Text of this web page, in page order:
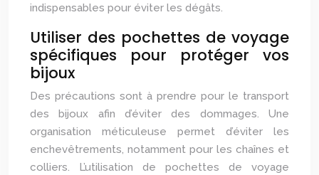
indispensables pour éviter les dégâts.
Utiliser des pochettes de voyage
spécifiques pour protéger vos
bijoux
Des précautions sont à prendre pour le transport
des bijoux afin d’éviter des dommages. Une
organisation méticuleuse permet d’éviter les
enchevêtrements, notamment pour les chaînes et
colliers. L’utilisation de pochettes de voyage